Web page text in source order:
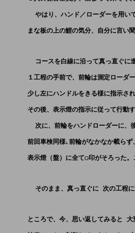
やはり、ハンド／ローダーを用い
まな板の上の鯉の気分、自分に言い
コースを白線に沿って真っ直ぐに進
１工程の手前で、前輪は測定ローダ
少し左にハンドルをきる様に指示さ
その後、表示燈の指示に従って行動
次に、前輪をハンドローダーに、
前回車検同様､前輪がなかなか載らず
表示燈（盤）に全て○印がそろった。
そのまま、真っ直ぐに 次の工程
ところで、今、思い返してみると 大